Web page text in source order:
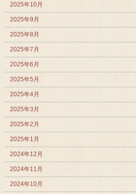
2025年10月
2025年9月
2025年8月
2025年7月
2025年6月
2025年5月
2025年4月
2025年3月
2025年2月
2025年1月
2024年12月
2024年11月
2024年10月